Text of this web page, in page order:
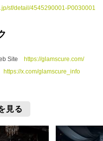
sf/detail/4545290001-P0030001
Site https://glamscure.com/
https://x.com/glamscure_info
見る